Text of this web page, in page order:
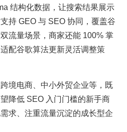
结构化数据，让搜索结果展示
持 GEO 与 SEO 协同，覆盖谷
流量场景，商家还能 100% 掌
配谷歌算法更新灵活调整策
境电商、中小外贸企业等，既
降低 SEO 入门门槛的新手商
求、注重流量沉淀的成长型企